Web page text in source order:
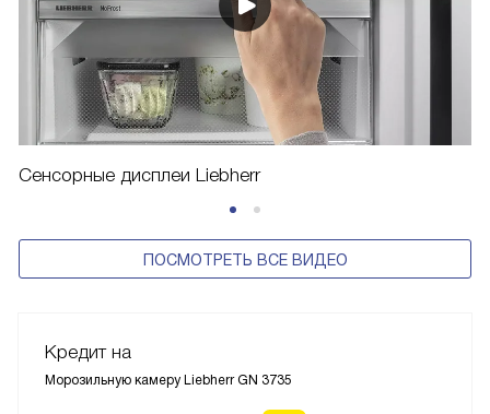
Сенсорные дисплеи Liebherr
ПОСМОТРЕТЬ ВСЕ ВИДЕО
Кредит на
Морозильную камеру Liebherr GN 3735